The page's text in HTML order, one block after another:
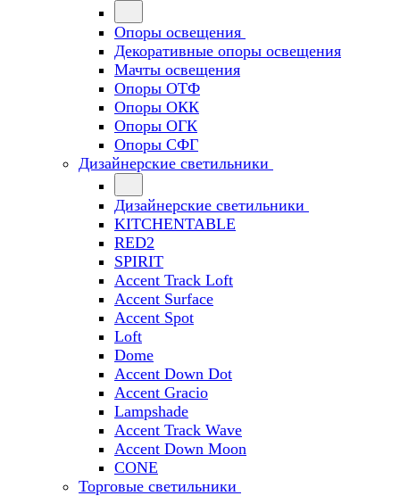
Опоры освещения
Декоративные опоры освещения
Мачты освещения
Опоры ОТФ
Опоры ОКК
Опоры ОГК
Опоры СФГ
Дизайнерские светильники
Дизайнерские светильники
KITCHENTABLE
RED2
SPIRIT
Accent Track Loft
Accent Surface
Accent Spot
Loft
Dome
Accent Down Dot
Accent Gracio
Lampshade
Accent Track Wave
Accent Down Moon
CONE
Торговые светильники